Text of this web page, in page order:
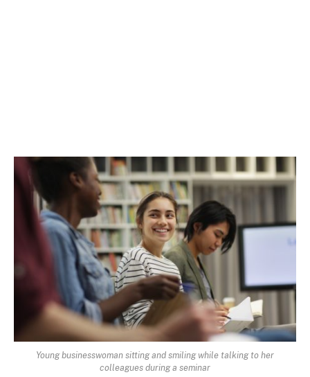
Young businesswoman sitting and smiling while talking to her
colleagues during a seminar